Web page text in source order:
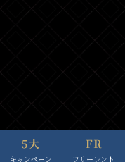
キャンペーン フリーレント